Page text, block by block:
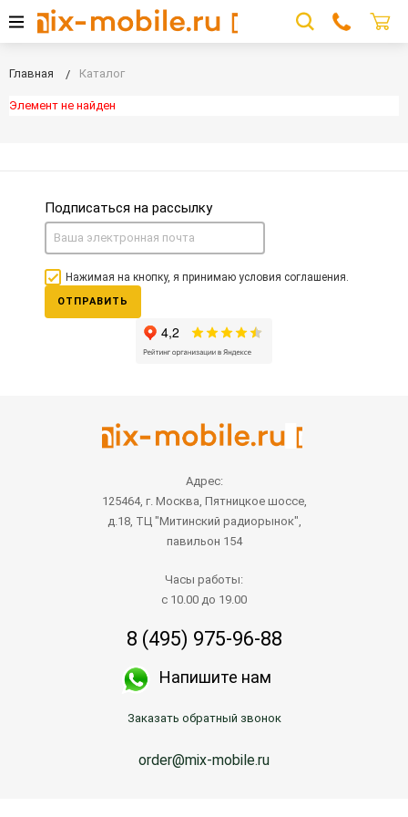
Главная Каталог
Элемент не найден
Подписаться на рассылку
Нажимая на кнопку, я принимаю условия соглашения.
ОТПРАВИТЬ
Адрес:
125464, г. Москва, Пятницкое шоссе,
д.18, ТЦ "Митинский радиорынок",
павильон 154
Часы работы:
с 10.00 до 19.00
8 (495) 975-96-88
Напишите нам
Заказать обратный звонок
order@mix-mobile.ru